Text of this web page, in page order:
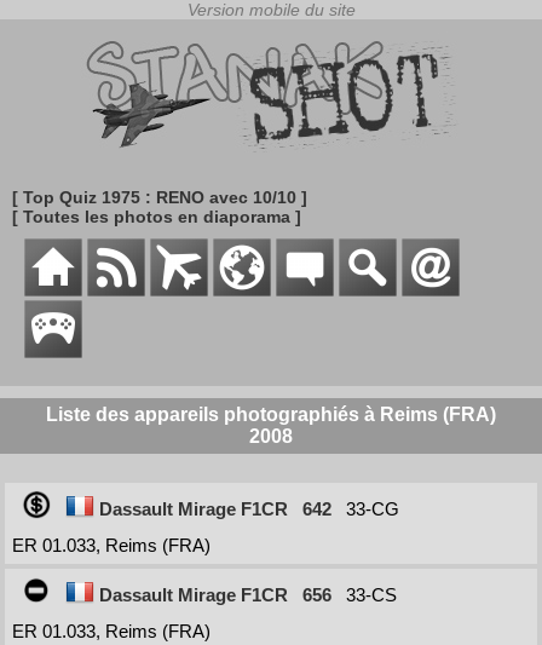
[ Top Quiz 1975 : RENO avec 10/10 ]
[ Toutes les photos en diaporama ]
Liste des appareils photographiés à Reims (FRA)
2008
Dassault Mirage F1CR 642
33-CG
ER 01.033, Reims (FRA)
Dassault Mirage F1CR 656
33-CS
ER 01.033, Reims (FRA)